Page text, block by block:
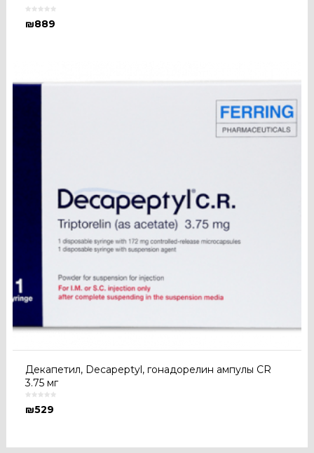
₪889
Декапетил, Decapeptyl, гонадорелин ампулы CR
3.75 мг
₪529